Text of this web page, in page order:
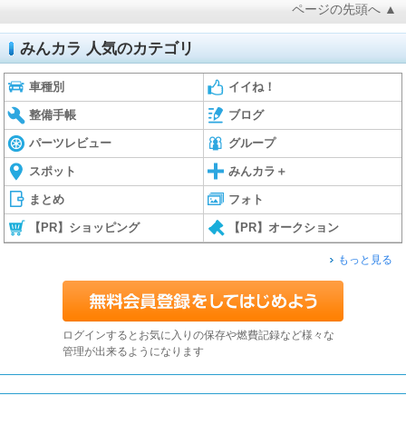
ページの先頭へ ▲
みんカラ 人気のカテゴリ
車種別 イイね！
整備手帳 ブログ
パーツレビュー グループ
スポット みんカラ＋
まとめ フォト
【PR】ショッピング 【PR】オークション
もっと見る
ログインするとお気に入りの保存や燃費記録など様々な
管理が出来るようになります